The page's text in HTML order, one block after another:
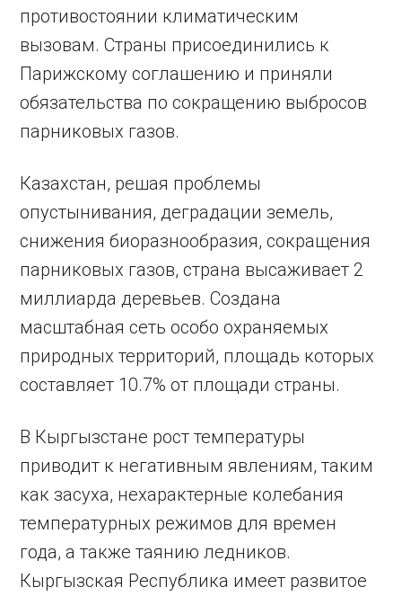
противостоянии климатическим
вызовам. Страны присоединились к
Парижскому соглашению и приняли
обязательства по сокращению выбросов
парниковых газов.
Казахстан, решая проблемы
опустынивания, деградации земель,
снижения биоразнообразия, сокращения
парниковых газов, страна высаживает 2
миллиарда деревьев. Создана
масштабная сеть особо охраняемых
природных территорий, площадь которых
составляет 10.7% от площади страны.
В Кыргызстане рост температуры
приводит к негативным явлениям, таким
как засуха, нехарактерные колебания
температурных режимов для времен
года, а также таянию ледников.
Кыргызская Республика имеет развитое